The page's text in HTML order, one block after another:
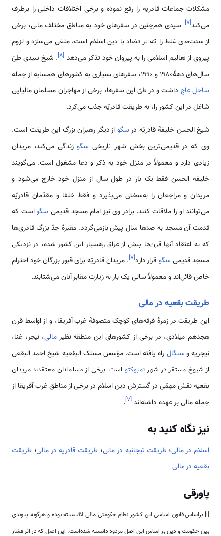
مشکلات جماعات قادریه را رفع نموده و برخی اختلافات داخلی را برطرف
می‌کند[۷]. سیدی هم‌چنین در سفرهای خود به مناطق مختلف مالی، برخی
از سنت‌های غلط را که در تضاد با دین اسلام است، ملغی می‌سازد و لزوم
پیروی از تعالیم اسلامی‌ را به پیروان خود تذکر می‌دهد [۸]. شیخ سیدی طیّ
سال‌های دهۀ1980 و 1990، سفرهای بسیاری به کشورهای همسایه از جمله
ساحل عاج داشت و در طیّ این سفرها، برخی از مهاجران مسلمان مالیایی
شاغل در این کشور را، به طریقت قادریّه جذب می‌کرد.
شیخ الحسن خلیفۀ قادریّه درسگو از دیگر رهبران بزرگ این طریقت است.
وی که در قدیمی‌‌‌‌‌ترین بخش شهر تاریخی سگوزندگی می‌کند، مریدان
زیادی دارد و معمولاً در منزل خود به ذکر و دعا مشغول است. می‌گویند
خلیفه الحسن فقط یک بار در طول سال از منزل خود خارج می‌شود و
مریدان و مراجعان را به‌سختی می‌پذیرد و فقط خلفا و مقدّمان قادریّه
می‌توانند او را ملاقات کنند. برادر وی نیز امام مسجد قدیمی ‌ سگواست که
قدمت آن مسجد به صدها سال پیش بازمی‌گردد. مقبرۀ جدّ بزرگ قادری‌ها
که به اعتقاد آنها قرن‌ها پیش از عراق رهسپار این کشور شده، در نزدیکی
مسجد قدیمی ‌ سگو قرار دارد[۷]. مریدان قادریّه برای قبور بزرگان خود احترام
خاص قائل‌اند و معمولاً سالی یک بار به زیارت مقابر آنان می‌شتابند.
طریقت بقعیه در مالی
این طریقت در زمرۀ فرقه‌های کوچک متصوفۀ غرب آفریقا، و از اواسط قرن
هجدهم میلادی، در برخی از کشورهای این منطقه نظیر مالی، نیجر، غنا،
نیجریه و سنگال راه یافته است. مؤسس مسلک البقعیه شیخ احمد البقعی
از شیوخ مستقر در شهرتمبوکتو است. برخی از مسلمانان معتقدند مریدان
بقعیه نقش مهمّی ‌در گسترش دین اسلام در برخی از مناطق غرب آفریقا از
جمله مالی بر عهده داشته‌اند [۷]
.
نیز نگاه کنید به
اسلام در مالی؛طریقت تیجانیه در مالی؛ طریقت قادریه در مالی؛ طریقت
بقعیه در مالی
پاورقی
[i] براساس قانون اساسی این کشور نظام حکومتی مالی لائیسیته بوده و هرگونه پیوندی
بین حکومت و دین بر اساس این اصل مردود دانسته شده‌است. این اصل که در اثر فشار